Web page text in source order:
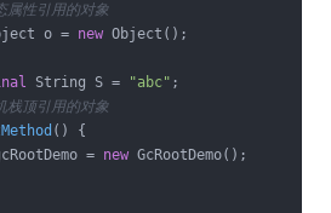
性引用的对象
o = new Object();
String S = "abc" ;
顶引用的对象
()
{
=
new GcRootDemo();